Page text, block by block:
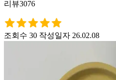
리뷰3076
조회수 30 작성일자 26.02.08